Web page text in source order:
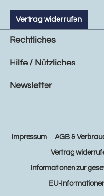
Vertrag widerrufen
Rechtliches
Hilfe / Nützliches
Newsletter
Impressum AGB &
Vertrag
Informationen zur
EU-